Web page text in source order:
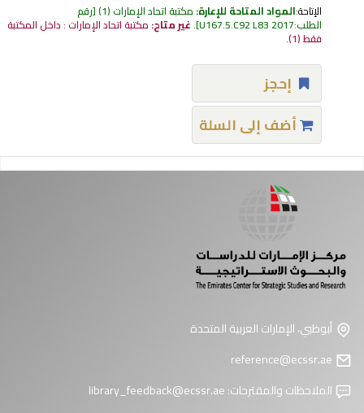
الإتاحة:المواد المتاحة للإعارة: مكتبة اتحاد الإمارات (1) رقم
الطلب:U167.5.C92 L83 2017
.غير متاح: مكتبة اتحاد الإمارات : داخل المكتبة
فقط(1).
إحجز
أضف إلى السلة
أبوظبي، الإمارات العربية المتحدة
الملاحظات والمقترحات:library_feedback@ecssr.ae